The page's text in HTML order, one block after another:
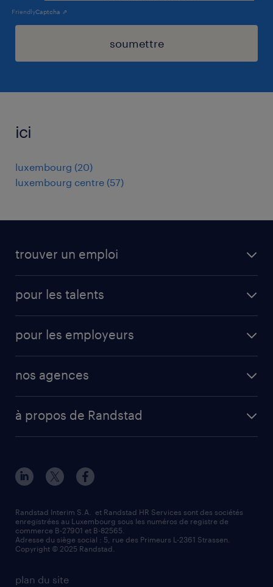
FriendlyCaptcha ⇗
soumettre
ici
luxembourg (20)
luxembourg centre (57)
trouver un emploi
cdi
pour les talents
professional
votre lettre de motivation
tout savoir sur l'intérim
pour les employeurs
professional
recherche de personnel
demander à être contacté
mag RH
nos agences
Esch-sur-Alzette (rue de Luxembourg)
Strassen
Wiltz
à propos de Randstad
notre histoire
responsabilité
valeurs et mission
information importante
randstad dans le monde
plan du site
Randstad Interim S.A. et Randstad HR Services sont des sociétés
enregistrées au Luxembourg sous les numéros de registre de
commerce B-27901 et B-82565.
Adresse du siège social : 5, rue des Primeurs L-2361 Strassen.
Copyright © 2025 Randstad.